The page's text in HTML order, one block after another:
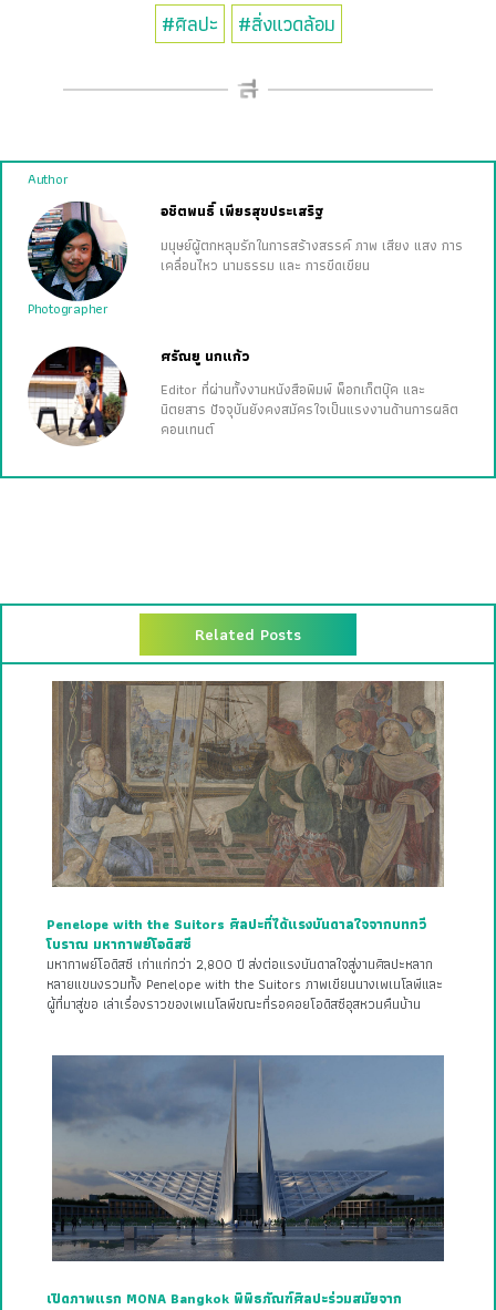
#ศิลปะ #สิ่งแวดล้อม
Author
อชิตพนธิ์ เพียรสุขประเสริฐ
มนุษย์ผู้ตกหลุมรักในการสร้างสรรค์ ภาพ เสียง แสง การ
เคลื่อนไหว นามธรรม และ การขีดเขียน
Photographer
ศรัณยู นกแก้ว
Editor ที่ผ่านทั้งงานหนังสือพิมพ์ พ็อกเก็ตบุ๊ค และ
นิตยสาร ปัจจุบันยังคงสมัครใจเป็นแรงงานด้านการผลิต
คอนเทนต์
Related Posts
Penelope with the Suitors ศิลปะที่ได้แรงบันดาลใจจากบทกวี
โบราณ มหากาพย์โอดิสซี
มหากาพย์โอดิสซี เก่าแก่กว่า 2,800 ปี ส่งต่อแรงบันดาลใจสู่งานศิลปะหลาก
หลายแขนงรวมทั้ง Penelope with the Suitors ภาพเขียนนางเพเนโลพีและ
ผู้ที่มาสู่ขอ เล่าเรื่องราวของเพเนโลพีขณะที่รอคอยโอดิสซีอุสหวนคืนบ้าน
เปิดภาพแรก MONA Bangkok พิพิธภัณฑ์ศิลปะร่วมสมัยจาก